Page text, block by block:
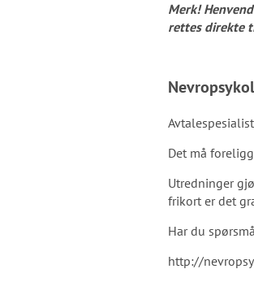
Merk!
rettes direkte
Det må
Utredninger
frikort er det
Har du
http://